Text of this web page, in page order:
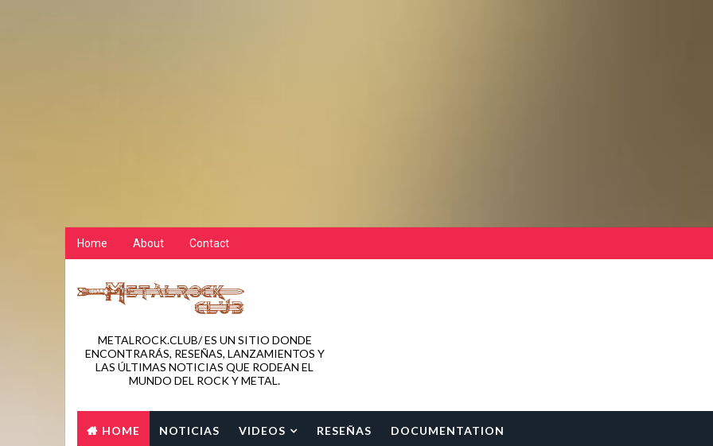
Home About Contact
METALROCK.CLUB/ ES UN SITIO DONDE
ENCONTRARÁS, RESEÑAS, LANZAMIENTOS Y
LAS ÚLTIMAS NOTICIAS QUE RODEAN EL
MUNDO DEL ROCK Y METAL.
HOME NOTICIAS VIDEOS RESEÑAS DOCUMENTATION